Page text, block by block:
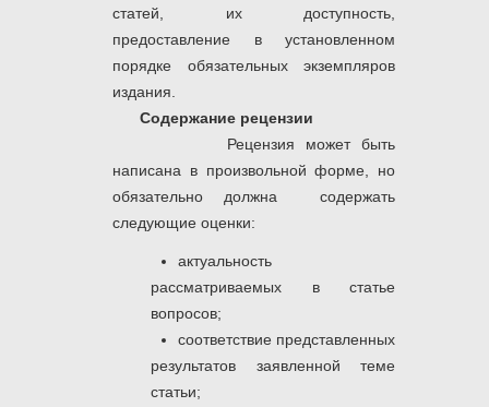
статей, их доступность,
предоставление в установленном
порядке обязательных экземпляров
издания.
Содержание рецензии
Рецензия может быть
написана в произвольной форме, но
обязательно должна содержать
следующие оценки:
актуальность
рассматриваемых в статье
вопросов;
соответствие представленных
результатов заявленной теме
статьи;